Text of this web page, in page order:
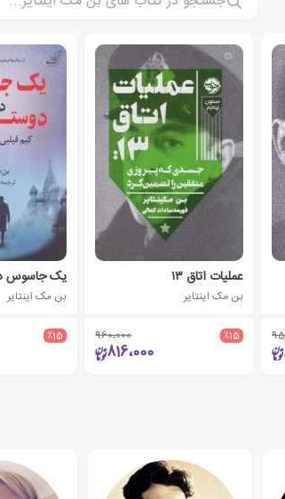
عملیات اتاق ۱۳
بن مک اینتایر
٪15 960،000
816،000
یک جاسوس
بن مک اینتایر
٪15